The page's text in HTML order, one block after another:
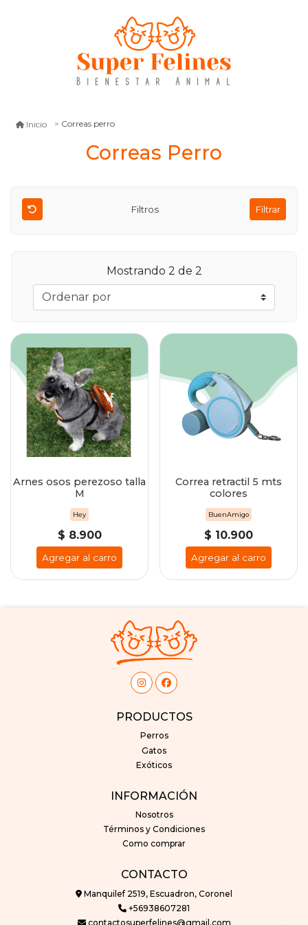
Inicio Correas perro
Correas Perro
Filtros Filtrar
Mostrando 2 de 2
Arnes osos perezoso talla
M
Hey
$ 8.900
Agregar al carro
Correa retractil 5 mts
colores
BuenAmigo
$ 10.900
Agregar al carro
PRODUCTOS
Perros
Gatos
Exóticos
INFORMACIÓN
Nosotros
Términos y Condiciones
Como comprar
CONTACTO
Manquilef 2519, Escuadron, Coronel
+56938607281
contactosuperfelines@gmail.com